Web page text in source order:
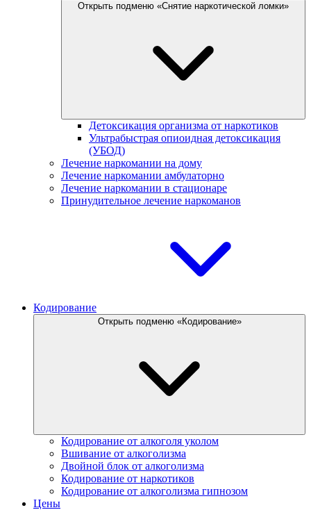
Открыть подменю «Снятие наркотической ломки»
Детоксикация организма от наркотиков
Ультрабыстрая опиоидная детоксикация
(УБОД)
Лечение наркомании на дому
Лечение наркомании амбулаторно
Лечение наркомании в стационаре
Принудительное лечение наркоманов
Кодирование
Открыть подменю «Кодирование»
Кодирование от алкоголя уколом
Вшивание от алкоголизма
Двойной блок от алкоголизма
Кодирование от наркотиков
Кодирование от алкоголизма гипнозом
Цены